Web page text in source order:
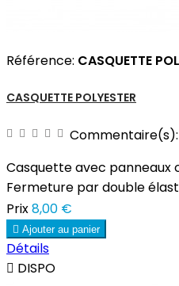
Référence: CASQUETTE
CASQUETTE POLYESTER
Commentaire(s):
Casquette avec panneaux
Fermeture par double
Prix8,00 €
 Ajouter au panier
Détails
 DISPO